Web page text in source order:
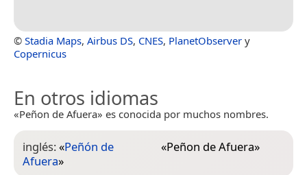
© Stadia Maps, Airbus DS, CNES, PlanetObserver y
Copernicus
En otros idiomas
«Peñon de Afuera» es conocida por muchos nombres.
inglés:«Peñón de
Afuera»
«Peñon de Afuera»